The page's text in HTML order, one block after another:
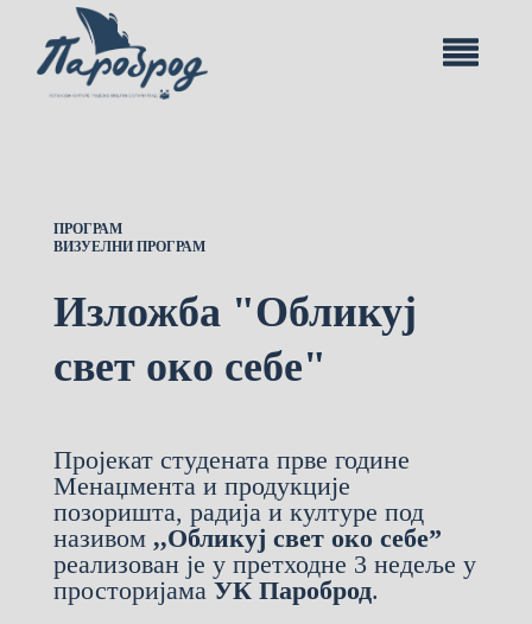
ПРОГРАМ
ВИЗУЕЛНИ ПРОГРАМ
Изложба "Обликуј
свет око себе"
Пројекат студената прве године
Менаџмента и продукције
позоришта, радија и културе под
називом ,,Обликуј свет око себе”
реализован је у претходне 3 недеље у
просторијама УК Пароброд.